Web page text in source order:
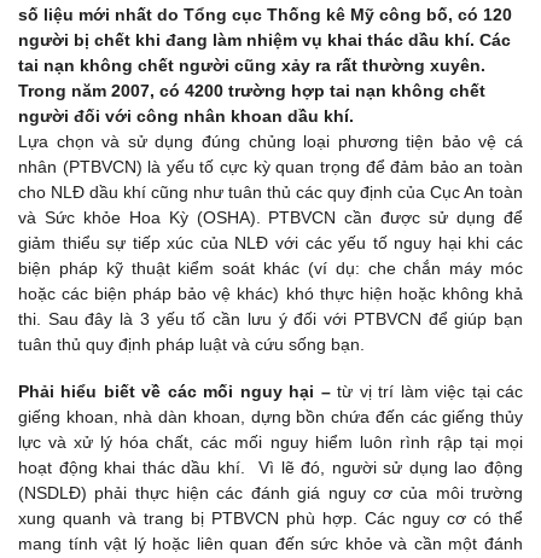
số liệu mới nhất do Tổng cục Thống kê Mỹ công bố, có 120
người bị chết khi đang làm nhiệm vụ khai thác dầu khí. Các
tai nạn không chết người cũng xảy ra rất thường xuyên.
Trong năm 2007, có 4200 trường hợp tai nạn không chết
người đối với công nhân khoan dầu khí.
Lựa chọn và sử dụng đúng chủng loại phương tiện bảo vệ cá
nhân (PTBVCN) là yếu tố cực kỳ quan trọng để đảm bảo an toàn
cho NLĐ dầu khí cũng như tuân thủ các quy định của Cục An toàn
và Sức khỏe Hoa Kỳ (OSHA). PTBVCN cần được sử dụng để
giảm thiểu sự tiếp xúc của NLĐ với các yếu tố nguy hại khi các
biện pháp kỹ thuật kiểm soát khác (ví dụ: che chắn máy móc
hoặc các biện pháp bảo vệ khác) khó thực hiện hoặc không khả
thi. Sau đây là 3 yếu tố cần lưu ý đối với PTBVCN để giúp bạn
tuân thủ quy định pháp luật và cứu sống bạn.
Phải hiểu biết về các mối nguy hại –từ vị trí làm việc tại các
giếng khoan, nhà dàn khoan, dựng bồn chứa đến các giếng thủy
lực và xử lý hóa chất, các mối nguy hiểm luôn rình rập tại mọi
hoạt động khai thác dầu khí. Vì lẽ đó, người sử dụng lao động
(NSDLĐ) phải thực hiện các đánh giá nguy cơ của môi trường
xung quanh và trang bị PTBVCN phù hợp. Các nguy cơ có thể
mang tính vật lý hoặc liên quan đến sức khỏe và cần một đánh